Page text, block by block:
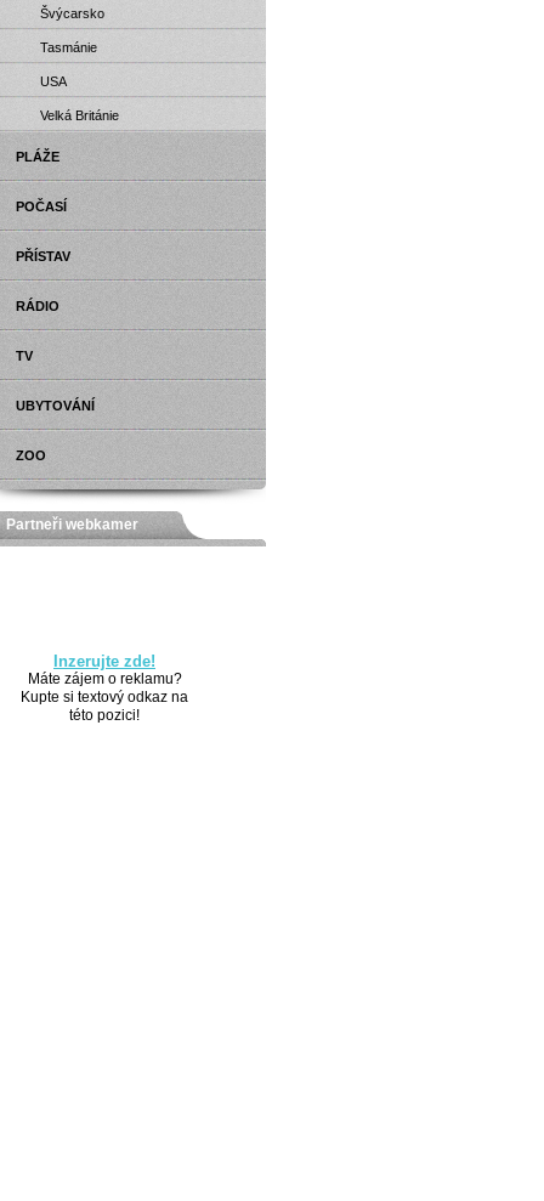
Švýcarsko
Tasmánie
USA
Velká Británie
PLÁŽE
POČASÍ
PŘÍSTAV
RÁDIO
TV
UBYTOVÁNÍ
ZOO
Partneři webkamer
Inzerujte zde!
Máte zájem o reklamu?
Kupte si textový odkaz na
této pozici!